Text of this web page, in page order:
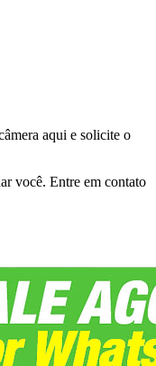
aqui e solicite o
você. Entre em contato